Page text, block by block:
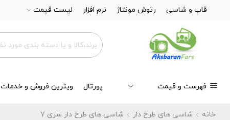
قاب و شاسی رتوش مونتاژ نرم افزار لیست قیمت
فهرست و قیمت پورتال ویترین فروش و خدمات
خانه شاسی های طرح دار شاسی های طرح دار سری 7